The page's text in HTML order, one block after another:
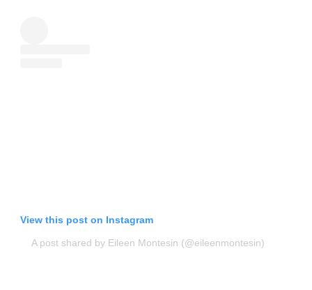
View this post on Instagram
A post shared by Eileen Montesin (@eileenmontesin)